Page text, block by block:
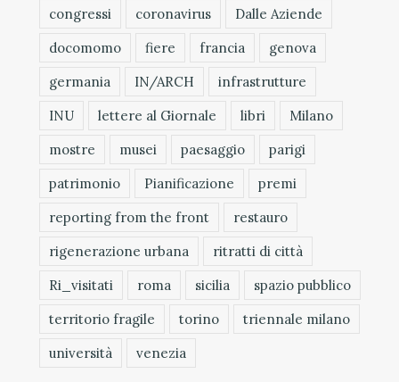
congressi
coronavirus
Dalle Aziende
docomomo
fiere francia
genova
germania
IN/ARCH
infrastrutture
INU
lettere al Giornale libri
Milano
mostre
musei paesaggio
parigi
patrimonio
Pianificazione
premi
reporting from the front
restauro
rigenerazione urbana
ritratti di città
Ri_visitati
roma sicilia
spazio pubblico
territorio fragile
torino
triennale milano
università
venezia